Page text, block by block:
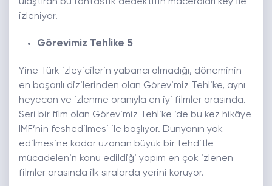
ulaştıran bu fantastik dedektifin maceraları keyifle
izleniyor.
Görevimiz Tehlike 5
Yine Türk izleyicilerin yabancı olmadığı, döneminin
en başarılı dizilerinden olan Görevimiz Tehlike, aynı
heyecan ve izlenme oranıyla en iyi filmler arasında.
Seri bir film olan Görevimiz Tehlike ’de bu kez hikâye
IMF’nin feshedilmesi ile başlıyor. Dünyanın yok
edilmesine kadar uzanan büyük bir tehditle
mücadelenin konu edildiği yapım en çok izlenen
filmler arasında ilk sıralarda yerini koruyor.